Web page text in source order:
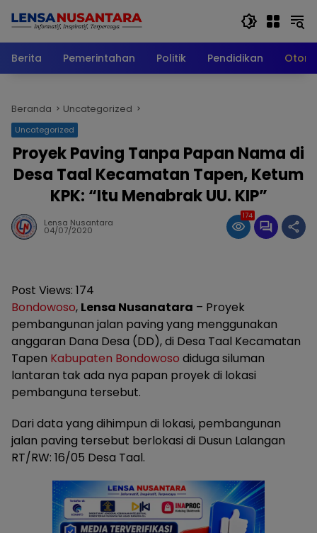
Berita
Pemerintahan Politik Pendidikan
Beranda Uncategorized
Uncategorized
Proyek Paving Tanpa Papan Nama di
Desa Taal Kecamatan Tapen, Ketum
KPK: “Itu Menabrak UU. KIP”
Lensa Nusantara
04/07/2020
174
Post Views: 174
Bondowoso, Lensa Nusanatara – Proyek
pembangunan jalan paving yang menggunakan
anggaran Dana Desa (DD), di Desa Taal Kecamatan
Tapen Kabupaten Bondowoso diduga siluman
lantaran tak ada nya papan proyek di lokasi
pembanguna tersebut.
Dari data yang dihimpun di lokasi, pembangunan
jalan paving tersebut berlokasi di Dusun Lalangan
RT/RW: 16/05 Desa Taal.